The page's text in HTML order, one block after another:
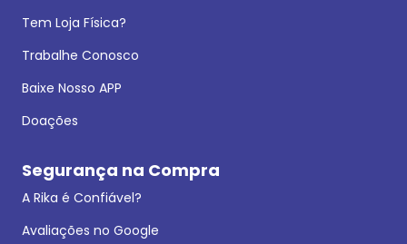
Tem Loja Física?
Trabalhe Conosco
Baixe Nosso APP
Doações
Segurança na Compra
A Rika é Confiável?
Avaliações no Google